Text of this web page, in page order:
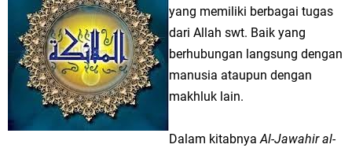
yang memiliki berbagai tugas
dari Allah swt. Baik yang
berhubungan langsung dengan
manusia ataupun dengan
makhluk lain.
Dalam kitabnyaAl-Jawahir al-